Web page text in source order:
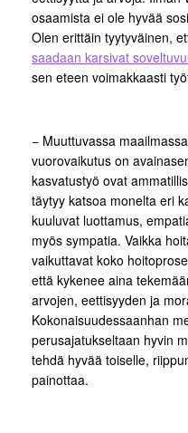
osaamista ei ole hyvää
Olen erittäin tyytyväinen,
saadaan karsivat
sen eteen voimakkaasti
− Muuttuvassa
vuorovaikutus on
kasvatustyö ovat
täytyy katsoa monelta eri
kuuluvat luottamus,
myös sympatia. Vaikka
vaikuttavat koko
että kykenee aina
arvojen, eettisyyden ja
Kokonaisuudessaanhan
perusajatukseltaan hyvin
tehdä hyvää toiselle,
painottaa.